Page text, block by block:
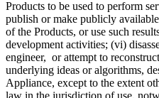
Products to be used to perform
publish or make publicly
of the Products, or use such
development activities; (vi)
engineer, or attempt to
underlying ideas or algorithms,
Appliance, except to the extent